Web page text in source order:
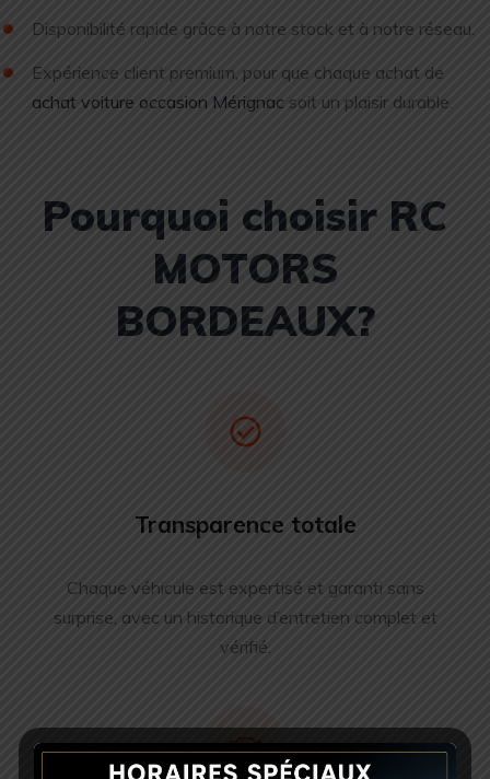
Disponibilité rapide grâce à notre stock et à notre réseau.
Expérience client premium, pour que chaque achat de
achat voiture occasion Mérignac soit un plaisir durable.
Pourquoi choisir RC
MOTORS
BORDEAUX?
Transparence totale
Chaque véhicule est expertisé et garanti sans
surprise, avec un historique d’entretien complet et
vérifié.